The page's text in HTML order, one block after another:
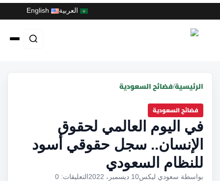
العربية English
الرئيسية/فضائح السعودية
فضائح السعودية
في اليوم العالمي لحقوق
الإنسان.. سجل حقوقي أسود
للنظام السعودي
بواسطة سعودي ليكس10 ديسمبر، 2022 التعليقات: 0